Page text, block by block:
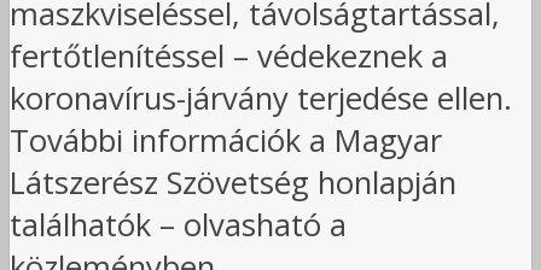
maszkviseléssel, távolságtartással,
fertőtlenítéssel – védekeznek a
koronavírus-járvány terjedése ellen.
További információk a Magyar
Látszerész Szövetség honlapján
találhatók – olvasható a